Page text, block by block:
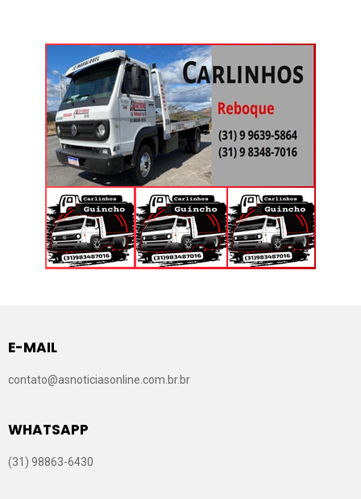
E-MAIL
contato@asnoticiasonline.com.br.br
WHATSAPP
(31) 98863-6430